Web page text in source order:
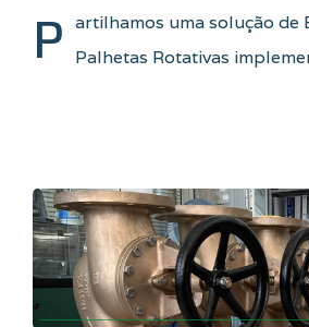
P artilhamos uma solução de
Palhetas Rotativas